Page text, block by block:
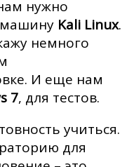
нужно
машину Kali Linux.
немного
И еще нам
7, для тестов.
учиться.
для